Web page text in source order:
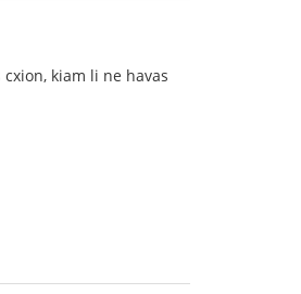
kiam li ne havas